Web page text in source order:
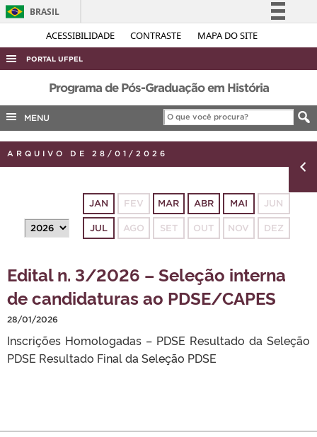
ACESSIBILIDADE CONTRASTE MAPA DO SITE
BRASIL
Simplifique!
Acesso à informação
Legislação
Canais
PORTAL UFPEL
ACESSO À INFORMAÇÃO
AUDITORIA
COBALTO
CONCURSOS
OUVIDORIA
TELEFONES
Programa de Pós-Graduação em História
MENU
ARQUIVO DE 28/01/2026
JAN FEV MAR ABR MAI JUN
JUL AGO SET OUT NOV DEZ
Edital n. 3/2026 – Seleção interna
de candidaturas ao PDSE/CAPES
28/01/2026
Inscrições Homologadas – PDSE Resultado da Seleção
PDSE Resultado Final da Seleção PDSE